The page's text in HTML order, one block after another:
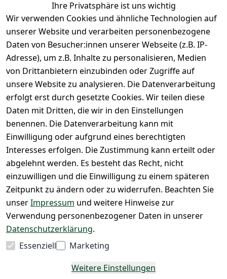
Ihre Privatsphäre ist uns wichtig
Wir verwenden Cookies und ähnliche Technologien auf
unserer Website und verarbeiten personenbezogene
Daten von Besucher:innen unserer Webseite (z.B. IP-
Adresse), um z.B. Inhalte zu personalisieren, Medien
von Drittanbietern einzubinden oder Zugriffe auf
unsere Website zu analysieren. Die Datenverarbeitung
erfolgt erst durch gesetzte Cookies. Wir teilen diese
Daten mit Dritten, die wir in den Einstellungen
benennen. Die Datenverarbeitung kann mit
Einwilligung oder aufgrund eines berechtigten
Interesses erfolgen. Die Zustimmung kann erteilt oder
abgelehnt werden. Es besteht das Recht, nicht
einzuwilligen und die Einwilligung zu einem späteren
Zeitpunkt zu ändern oder zu widerrufen. Beachten Sie
unserImpressum und weitere Hinweise zur
Verwendung personenbezogener Daten in unserer
Datenschutzerklärung.
Essenziell
Marketing
Weitere Einstellungen
Impressum
Datenschutze
rklärung
Widerrufsrec
ht
Registrieren
arten
Versandk
osten
Hilfe
Batteriee
ntsorgun
g
Märklin
Insider
Club
Unser
Ladenges
Newslett
eranmeld
ung
mit
DHL
Zahlen Sie
bequem per
Vorkasse
Barzahlu
Abholung
PayPal /
Kreditkar
te
Vertrag